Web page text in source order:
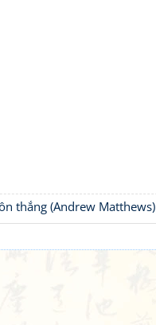
thắng (Andrew Matthews)